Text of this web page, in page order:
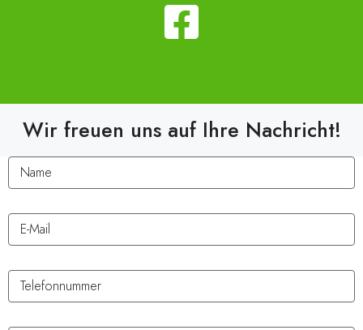
Wir freuen uns auf Ihre Nachricht!